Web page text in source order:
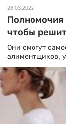
28.03.2022
Полномочия
чтобы
Они смогут
алиментщиков,